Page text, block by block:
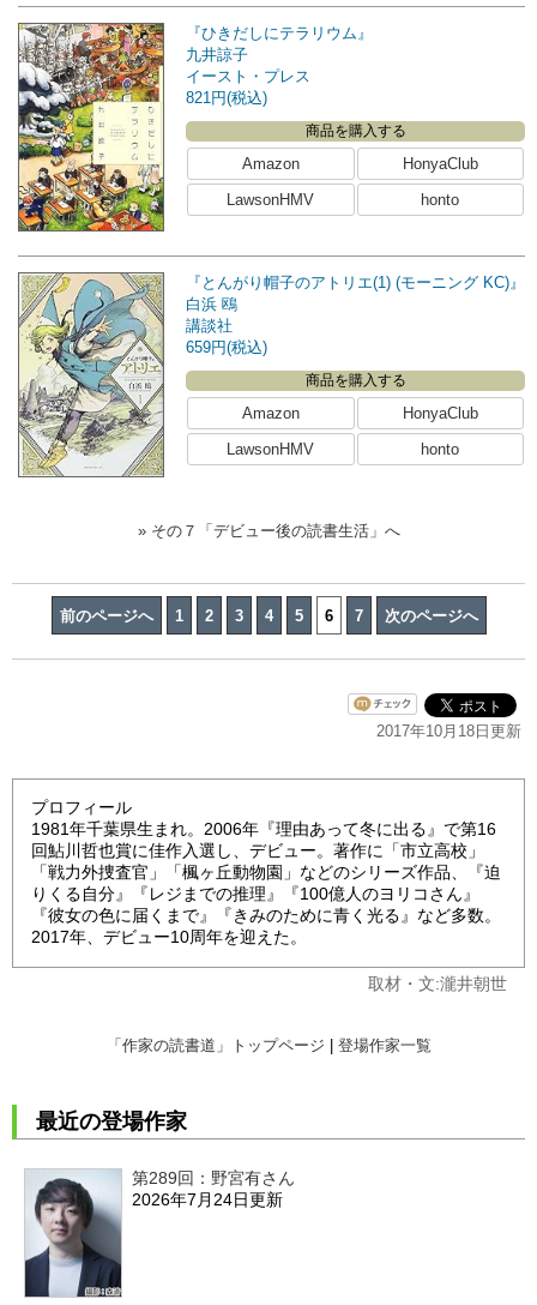
『ひきだしにテラリウム』
九井諒子
イースト・プレス
821円(税込)
商品を購入する
Amazon
HonyaClub
LawsonHMV
honto
『とんがり帽子のアトリエ(1) (モーニング KC)』
白浜 鴎
講談社
659円(税込)
商品を購入する
Amazon
HonyaClub
LawsonHMV
honto
» その７「デビュー後の読書生活」へ
前のページへ 1 2 3 4 5 6 7 次のページへ
2017年10月18日更新
プロフィール
1981年千葉県生まれ。2006年『理由あって冬に出る』で第16
回鮎川哲也賞に佳作入選し、デビュー。著作に「市立高校」
「戦力外捜査官」「楓ヶ丘動物園」などのシリーズ作品、『迫
りくる自分』『レジまでの推理』『100億人のヨリコさん』
『彼女の色に届くまで』『きみのために青く光る』など多数。
2017年、デビュー10周年を迎えた。
取材・文:瀧井朝世
「作家の読書道」トップページ | 登場作家一覧
最近の登場作家
第289回：野宮有さん
2026年7月24日更新